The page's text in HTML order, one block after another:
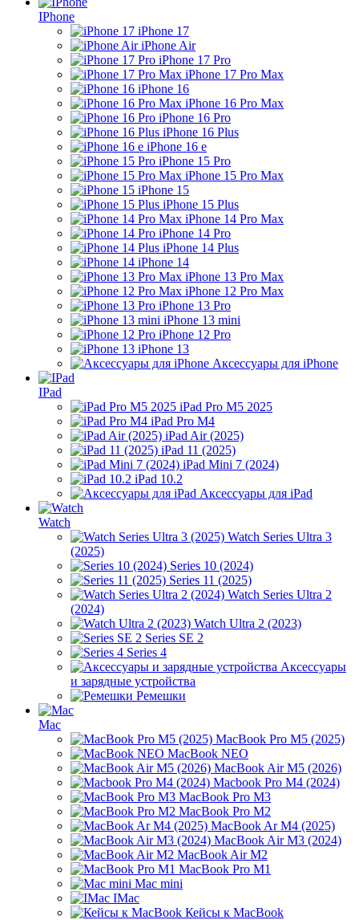
IPhone
iPhone 17
iPhone Air
iPhone 17 Pro
iPhone 17 Pro Max
iPhone 16
iPhone 16 Pro Max
iPhone 16 Pro
iPhone 16 Plus
iPhone 16 e
iPhone 15 Pro
iPhone 15 Pro Max
iPhone 15
iPhone 15 Plus
iPhone 14 Pro Max
iPhone 14 Pro
iPhone 14 Plus
iPhone 14
iPhone 13 Pro Max
iPhone 12 Pro Max
iPhone 13 Pro
iPhone 13 mini
iPhone 12 Pro
iPhone 13
Аксессуары для iPhone
IPad
iPad Pro M5 2025
iPad Pro M4
iPad Air (2025)
iPad 11 (2025)
iPad Mini 7 (2024)
iPad 10.2
Аксессуары для iPad
Watch
Watch Series Ultra 3
(2025)
Series 10 (2024)
Series 11 (2025)
Watch Series Ultra 2
(2024)
Watch Ultra 2 (2023)
Series SE 2
Series 4
Аксессуары
и зарядные устройства
Ремешки
Mac
MacBook Pro M5 (2025)
MacBook NEO
MacBook Air M5 (2026)
Macbook Pro M4 (2024)
MacBook Pro M3
MacBook Pro M2
MacBook Ar M4 (2025)
MacBook Air M3 (2024)
MacBook Air M2
MacBook Pro M1
Mac mini
IMac
Кейсы к MacBook